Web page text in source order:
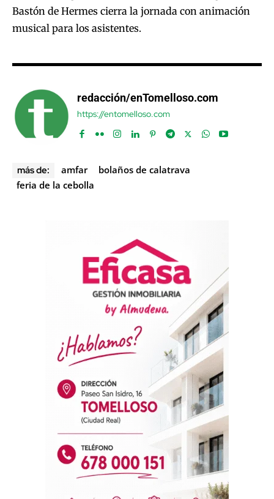
Bastón de Hermes cierra la jornada con animación
musical para los asistentes.
redacción/enTomelloso.com
https://entomelloso.com
más de: amfar
bolaños de calatrava
feria de la cebolla